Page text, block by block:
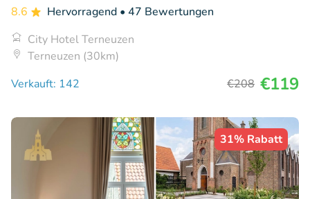
8.6 Hervorragend • 47 Bewertungen
City Hotel Terneuzen
Terneuzen (30km)
Verkauft: 142
€208 €119
31% Rabatt